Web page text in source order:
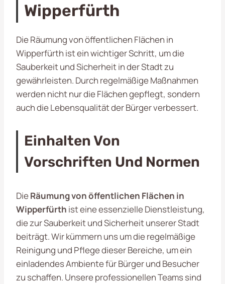
Wipperfürth
Die Räumung von öffentlichen Flächen in
Wipperfürth ist ein wichtiger Schritt, um die
Sauberkeit und Sicherheit in der Stadt zu
gewährleisten. Durch regelmäßige Maßnahmen
werden nicht nur die Flächen gepflegt, sondern
auch die Lebensqualität der Bürger verbessert.
Einhalten Von
Vorschriften Und Normen
DieRäumung von öffentlichen Flächen in
Wipperfürth ist eine essenzielle Dienstleistung,
die zur Sauberkeit und Sicherheit unserer Stadt
beiträgt. Wir kümmern uns um die regelmäßige
Reinigung und Pflege dieser Bereiche, um ein
einladendes Ambiente für Bürger und Besucher
zu schaffen. Unsere professionellen Teams sind